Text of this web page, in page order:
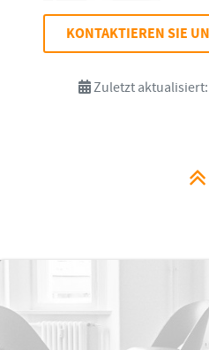
KONTAKTIEREN SIE
Zuletzt